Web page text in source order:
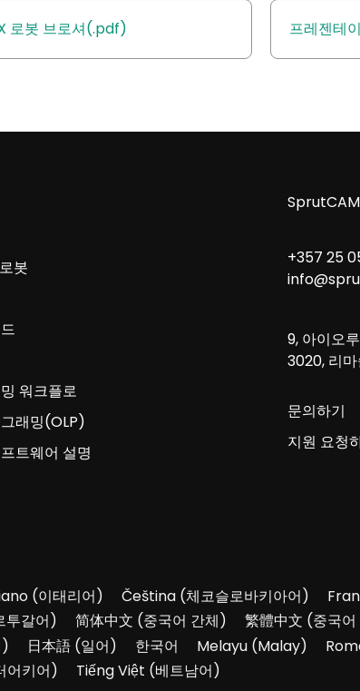
로봇 브로셔(.pdf) 프레젠테
봇
워크플로
래밍(OLP)
트웨어 설명
+357 25
9, 아이오
3020, 리
문의하기
지원 요청
(이태리어) Čeština(체코슬로바키아어)
투갈어) 简体中文 (중국어 간체) 繁體中文 (중국어
) 日本語(일어) 한국어 Melayu(Malay)
어키어) Tiếng Việt (베트남어)